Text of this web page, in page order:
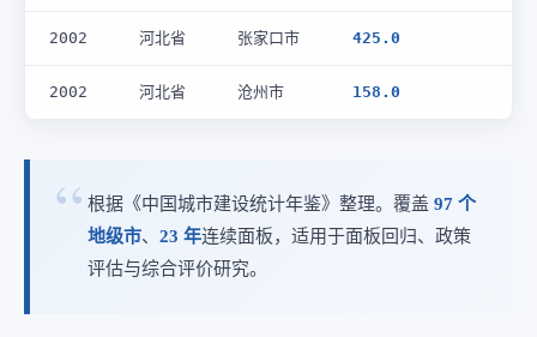
2002 河北省 张家口市 425.0
2002 河北省 沧州市 158.0
根据《中国城市建设统计年鉴》整理。覆盖 97 个
地级市、 23 年连续面板，适用于面板回归、政策
评估与综合评价研究。